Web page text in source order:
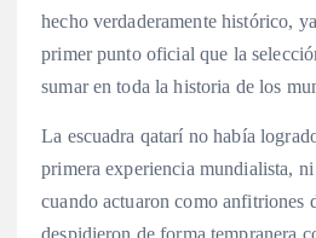
hecho verdaderamente histórico,
primer punto oficial que la
sumar en toda la historia de los
La escuadra qatarí no había
primera experiencia mundialista,
cuando actuaron como anfitriones
despidieron de forma tempranera